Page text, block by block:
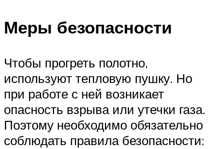
Меры безопасности
Чтобы прогреть полотно,
используют тепловую пушку. Но
при работе с ней возникает
опасность взрыва или утечки газа.
Поэтому необходимо обязательно
соблюдать правила безопасности: